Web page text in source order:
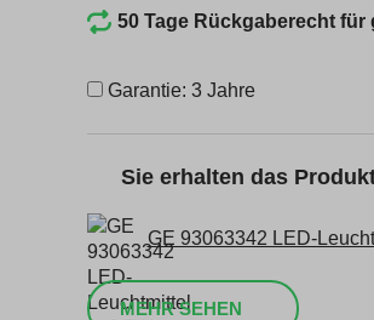
50 Tage Rückgaberecht für
Garantie: 3 Jahre
Sie erhalten das
GE 93063342 LED-
MEHR SEHEN